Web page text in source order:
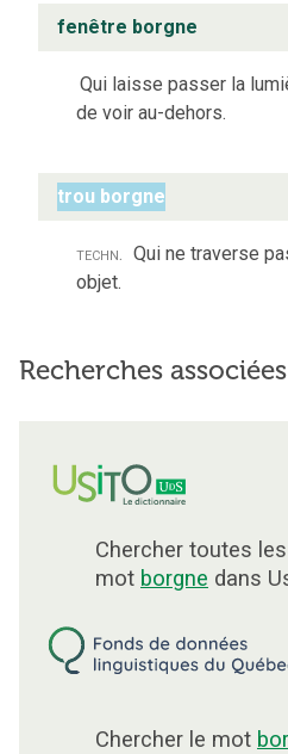
fenêtre borgne
Qui laisse passer la
de voir au-dehors.
trou borgne
techn. Qui ne traverse
objet.
Recherches associées
Chercher toutes
mot borgne dans
Chercher le mot